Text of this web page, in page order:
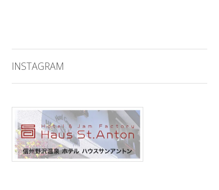
INSTAGRAM